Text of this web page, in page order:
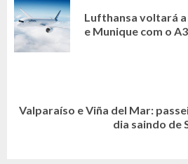
READINGLufthansa voltará
e Munique com o
Next
Valparaíso e Viña del Mar:
dia saindo de